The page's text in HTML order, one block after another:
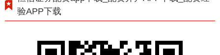
验APP下载